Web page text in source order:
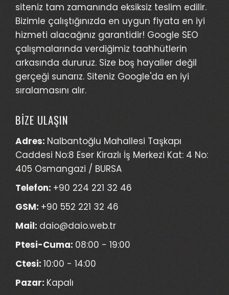
siteniz tam zamanında eksiksiz teslim edilir.
Bizimle çalıştığınızda en uygun fiyata en iyi
hizmeti alacağınız garantidir! Google SEO
çalışmalarında verdiğimiz taahhütlerin
arkasında dururuz. Size boş hayaller değil
gerçeği sunarız. Siteniz Google'da en iyi
sıralamasını alır.
BİZE ULAŞIN
Adres: Nalbantoğlu Mahallesi Taşkapı
Caddesi No:8 Eser Kirazlı İş Merkezi Kat: 4 No:
405 Osmangazi / BURSA
Telefon: +90 224 221 32 46
GSM: +90 552 221 32 46
Mail: daio@daio.web.tr
Ptesi-Cuma: 08:00 - 19:00
Ctesi: 10:00 - 14:00
Pazar: Kapalı